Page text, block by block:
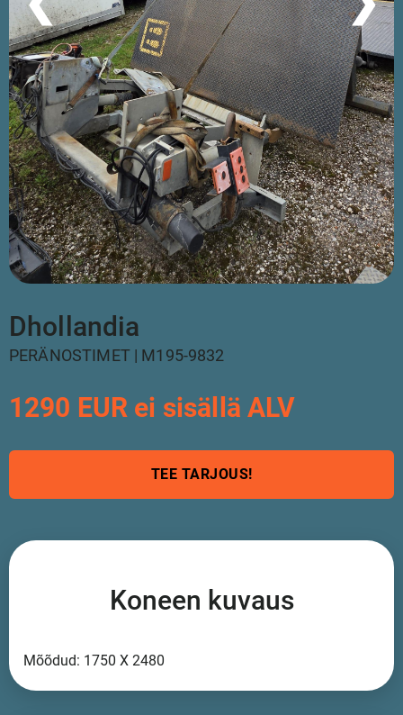
Dhollandia
PERÄNOSTIMET | M195-9832
1290 EUR ei sisällä ALV
TEE TARJOUS!
Koneen kuvaus
Mõõdud: 1750 X 2480